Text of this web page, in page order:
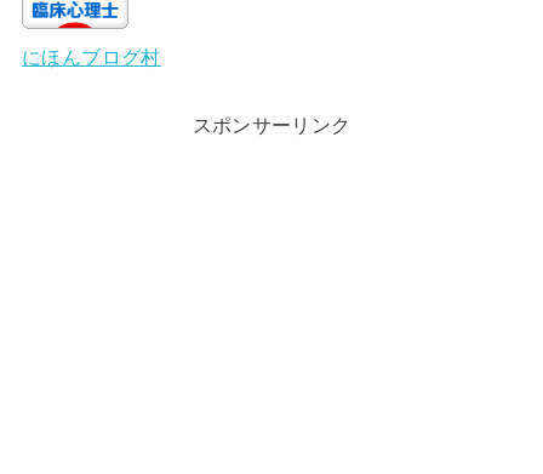
にほんブログ村
スポンサーリンク